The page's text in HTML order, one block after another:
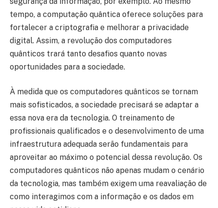
tempo, a computação quântica oferece soluções para
fortalecer a criptografia e melhorar a privacidade
digital. Assim, a revolução dos computadores
quânticos trará tanto desafios quanto novas
oportunidades para a sociedade.
À medida que os computadores quânticos se tornam
mais sofisticados, a sociedade precisará se adaptar a
essa nova era da tecnologia. O treinamento de
profissionais qualificados e o desenvolvimento de uma
infraestrutura adequada serão fundamentais para
aproveitar ao máximo o potencial dessa revolução. Os
computadores quânticos não apenas mudam o cenário
da tecnologia, mas também exigem uma reavaliação de
como interagimos com a informação e os dados em